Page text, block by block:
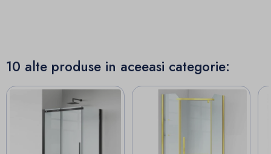
10 alte produse in aceeasi categorie: